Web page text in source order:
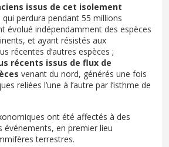
issus de cet isolement
qui perdura pendant 55 millions
évolué indépendamment des espèces
et ayant résistés aux
récentes d’autres espèces ;
récents issus de flux de
venant du nord, générés une fois
reliées l’une à l’autre par l’isthme de
ont été affectés à des
événements, en premier lieu
terrestres.